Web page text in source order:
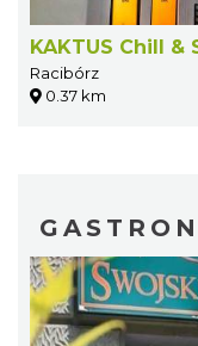
KAKTUS Chill &
Racibórz
0.37 km